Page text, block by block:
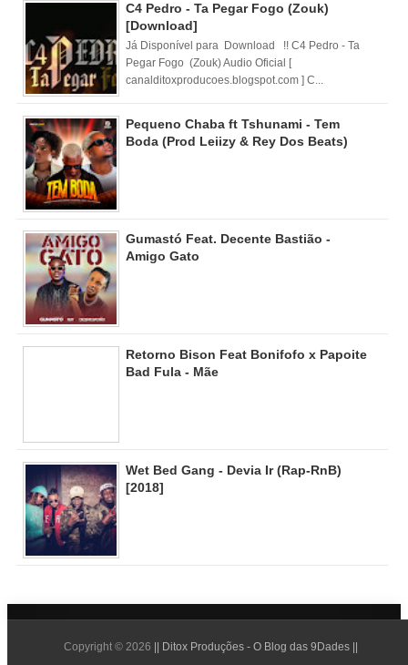
C4 Pedro - Ta Pegar Fogo (Zouk)
[Download]
Já Disponível para Download !! C4 Pedro - Ta
Pegar Fogo (Zouk) Audio Oficial [
canalditoxproducoes.blogspot.com ] C...
Pequeno Chaba ft Tshunami - Tem
Boda (Prod Leiizy & Rey Dos Beats)
Gumastó Feat. Decente Bastião -
Amigo Gato
Retorno Bison Feat Bonifofo x Papoite
Bad Fula - Mãe
Wet Bed Gang - Devia Ir (Rap-RnB)
[2018]
Copyright © 2026 || Ditox Produções - O Blog das 9Dades ||